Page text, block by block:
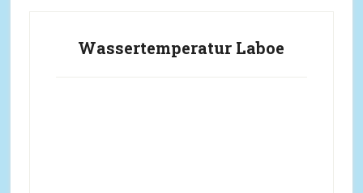
Wassertemperatur Laboe